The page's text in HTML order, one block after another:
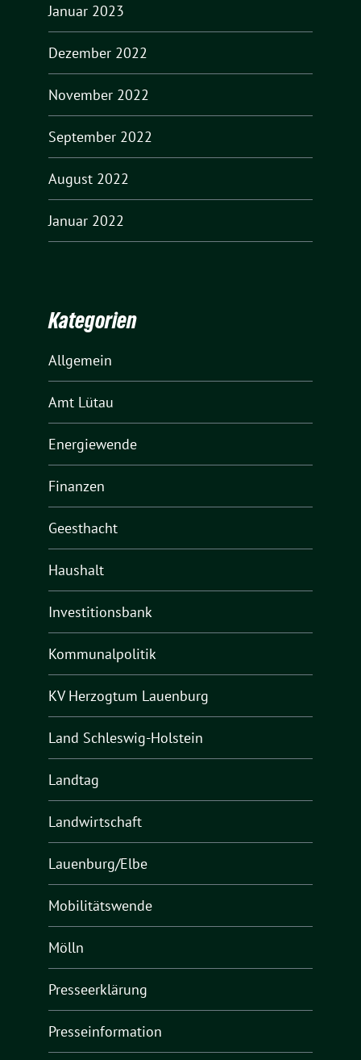
Januar 2023
Dezember 2022
November 2022
September 2022
August 2022
Januar 2022
Kategorien
Allgemein
Amt Lütau
Energiewende
Finanzen
Geesthacht
Haushalt
Investitionsbank
Kommunalpolitik
KV Herzogtum Lauenburg
Land Schleswig-Holstein
Landtag
Landwirtschaft
Lauenburg/Elbe
Mobilitätswende
Mölln
Presseerklärung
Presseinformation